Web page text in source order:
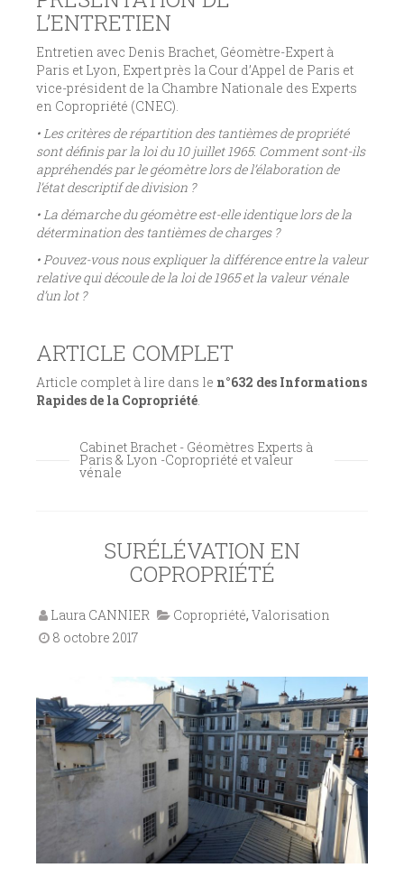
L’ENTRETIEN
Entretien avec Denis Brachet, Géomètre-Expert à
Paris et Lyon, Expert près la Cour d’Appel de Paris et
vice-président de la Chambre Nationale des Experts
en Copropriété (CNEC).
• Les critères de répartition des tantièmes de propriété
sont définis par la loi du 10 juillet 1965. Comment sont-ils
appréhendés par le géomètre lors de l’élaboration de
l’état descriptif de division ?
• La démarche du géomètre est-elle identique lors de la
détermination des tantièmes de charges ?
• Pouvez-vous nous expliquer la différence entre la valeur
relative qui découle de la loi de 1965 et la valeur vénale
d’un lot ?
ARTICLE COMPLET
Article complet à lire dans le n°632 des Informations
Rapides de la Copropriété
Cabinet Brachet - Géomètres Experts à
Paris & Lyon -Copropriété et valeur
vénale
SURÉLÉVATION EN
COPROPRIÉTÉ
Laura CANNIER Copropriété,Valorisation
8 octobre 2017